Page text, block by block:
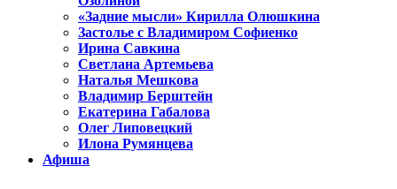
«Задние мысли» Кирилла Олюшкина
Застолье с Владимиром Софиенко
Ирина Савкина
Светлана Артемьева
Наталья Мешкова
Владимир Берштейн
Екатерина Габалова
Олег Липовецкий
Илона Румянцева
Афиша